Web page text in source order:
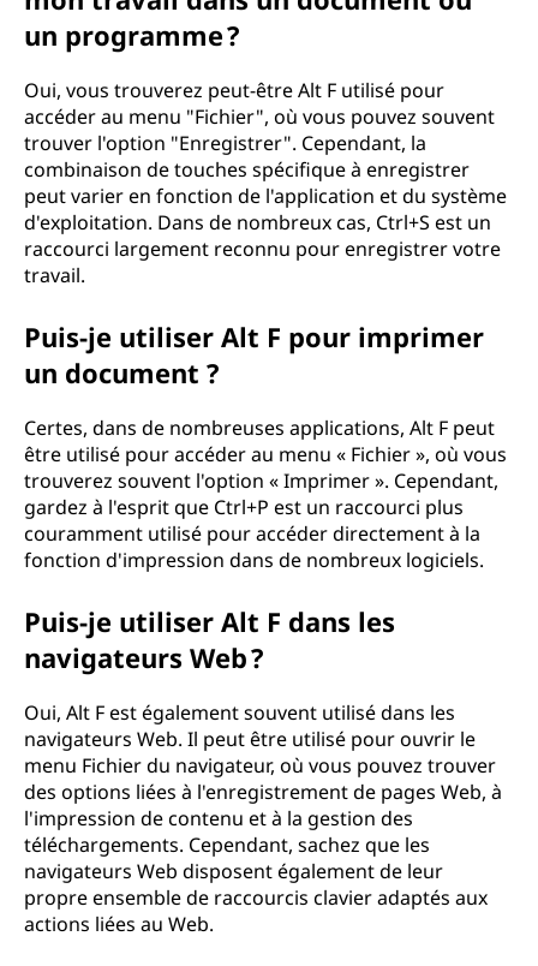
un programme ?
Oui, vous trouverez peut-être Alt F utilisé pour
accéder au menu "Fichier", où vous pouvez souvent
trouver l'option "Enregistrer". Cependant, la
combinaison de touches spécifique à enregistrer
peut varier en fonction de l'application et du système
d'exploitation. Dans de nombreux cas, Ctrl+S est un
raccourci largement reconnu pour enregistrer votre
travail.
Puis-je utiliser Alt F pour imprimer
un document ?
Certes, dans de nombreuses applications, Alt F peut
être utilisé pour accéder au menu « Fichier », où vous
trouverez souvent l'option « Imprimer ». Cependant,
gardez à l'esprit que Ctrl+P est un raccourci plus
couramment utilisé pour accéder directement à la
fonction d'impression dans de nombreux logiciels.
Puis-je utiliser Alt F dans les
navigateurs Web ?
Oui, Alt F est également souvent utilisé dans les
navigateurs Web. Il peut être utilisé pour ouvrir le
menu Fichier du navigateur, où vous pouvez trouver
des options liées à l'enregistrement de pages Web, à
l'impression de contenu et à la gestion des
téléchargements. Cependant, sachez que les
navigateurs Web disposent également de leur
propre ensemble de raccourcis clavier adaptés aux
actions liées au Web.